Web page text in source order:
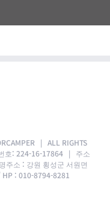
| ALL RIGHTS
호: 224-16-17864 | 주소
주소 : 강원 횡성군 서원면
: 010-8794-8281